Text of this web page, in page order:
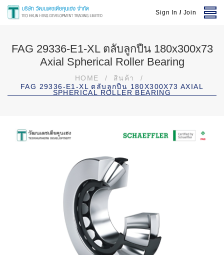
Sign In / Join
FAG 29336-E1-XL ตลับลูกปืน 180x300x73
Axial Spherical Roller Bearing
HOME / สินค้า
/
FAG 29336-E1-XL ตลับลูกปืน 180X300X73 AXIAL
SPHERICAL ROLLER BEARING